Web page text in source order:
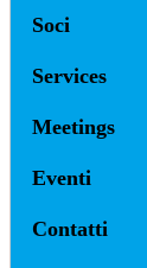
Soci
Services
Meetings
Eventi
Contatti